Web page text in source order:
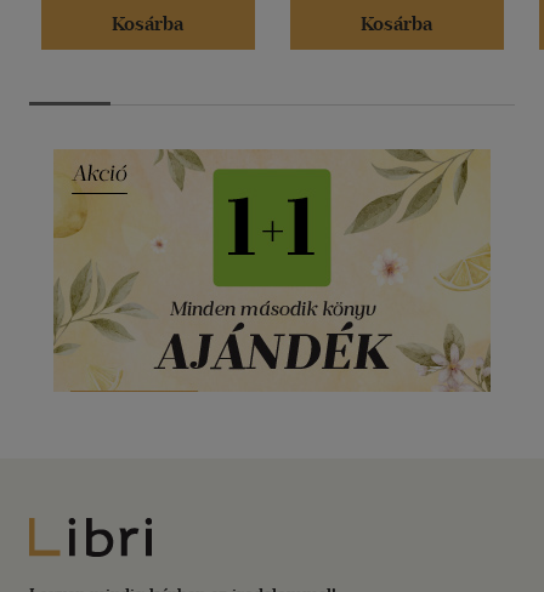
Kosárba
Kosárba
Libri